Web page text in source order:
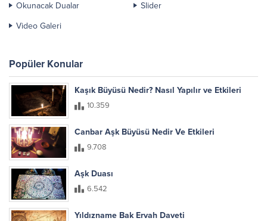
Okunacak Dualar
Slider
Video Galeri
Popüler Konular
Kaşık Büyüsü Nedir? Nasıl Yapılır ve Etkileri
10.359
Canbar Aşk Büyüsü Nedir Ve Etkileri
9.708
Aşk Duası
6.542
Yıldızname Bak Ervah Daveti